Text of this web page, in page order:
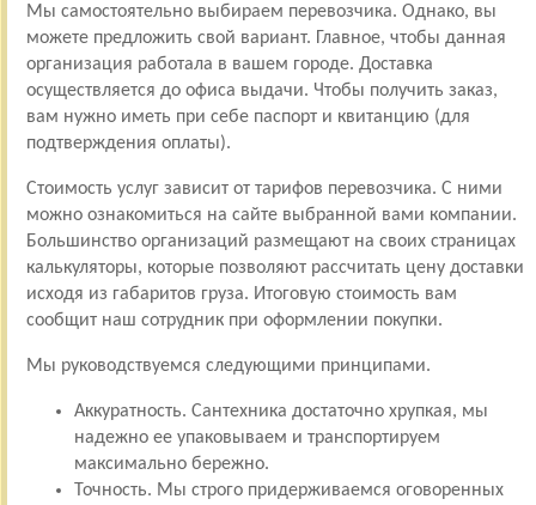
Мы самостоятельно выбираем перевозчика. Однако, вы
можете предложить свой вариант. Главное, чтобы данная
организация работала в вашем городе. Доставка
осуществляется до офиса выдачи. Чтобы получить заказ,
вам нужно иметь при себе паспорт и квитанцию (для
подтверждения оплаты).
Стоимость услуг зависит от тарифов перевозчика. С ними
можно ознакомиться на сайте выбранной вами компании.
Большинство организаций размещают на своих страницах
калькуляторы, которые позволяют рассчитать цену доставки
исходя из габаритов груза. Итоговую стоимость вам
сообщит наш сотрудник при оформлении покупки.
Мы руководствуемся следующими принципами.
Аккуратность. Сантехника достаточно хрупкая, мы
надежно ее упаковываем и транспортируем
максимально бережно.
Точность. Мы строго придерживаемся оговоренных